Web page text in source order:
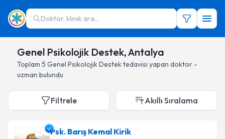
Doktor, klinik ara...
Genel Psikolojik Destek, Antalya
Toplam 5 Genel Psikolojik Destektedavisi yapan doktor -
uzman bulundu
Filtrele Akıllı Sıralama
Psk. Barış Kemal Kirik